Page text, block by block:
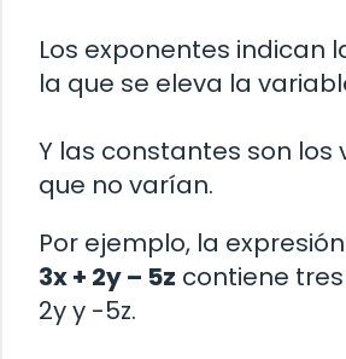
Los exponentes indican
la que se eleva la
Y las constantes son los
que no varían.
Por ejemplo, la
3x + 2y – 5z contiene
2y y -5z.